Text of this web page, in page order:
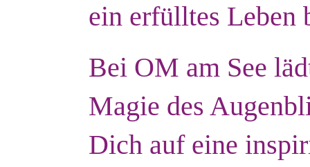
ein erfülltes Leben
Bei OM am See
Magie des
Dich auf eine